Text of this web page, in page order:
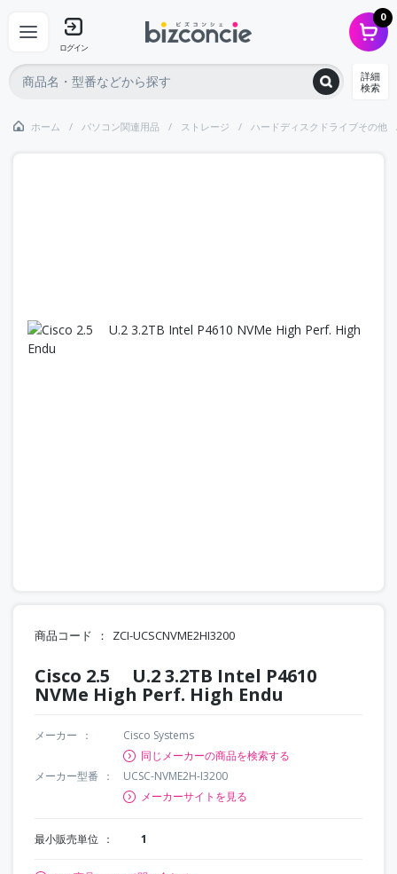
ログイン
0
詳細
検索
ホーム パソコン関連用品 ストレージ ハードディスクドライブその他
商品コード ZCI-UCSCNVME2HI3200
Cisco 2.5 U.2 3.2TB Intel P4610
NVMe High Perf. High Endu
メーカー
Cisco Systems
同じメーカーの商品を検索する
メーカー型番
UCSC-NVME2H-I3200
メーカーサイトを見る
最小販売単位 1